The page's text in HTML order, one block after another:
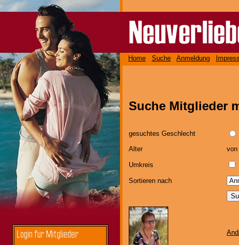
Home Suche Anmeldung
Suche Mitglieder
gesuchtes Geschlecht
Alter
von
Umkreis
Sortieren nach